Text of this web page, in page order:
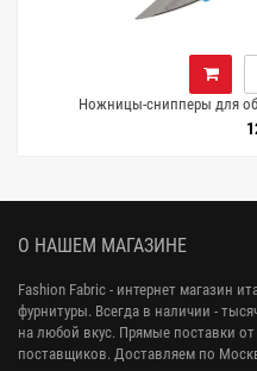
Ножницы-снипперы для
О НАШЕМ МАГАЗИНЕ
Fashion Fabric - интернет магазин
фурнитуры. Всегда в наличии -
на любой вкус. Прямые поставки
поставщиков. Доставляем по